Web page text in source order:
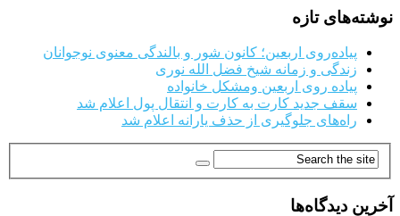
نوشته‌های تازه
پیاده‌روی اربعین؛ کانون شور و بالندگی معنوی نوجوانان
زندگی و زمانه شیخ فضل الله نوری
پیاده روی اربعین ومشکل خانواده
سقف جدید کارت به کارت و انتقال پول اعلام شد
راه‌های جلوگیری از حذف یارانه اعلام شد
آخرین دیدگاه‌ها